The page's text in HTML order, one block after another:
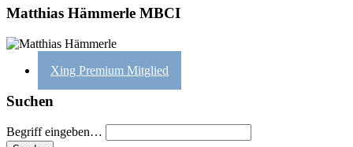
Matthias Hämmerle MBCI
Xing Premium Mitglied
Suchen
Begriff eingeben…